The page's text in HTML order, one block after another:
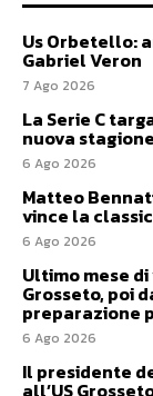
Us Orbetello:
Gabriel Veron
7 Ago 2026
La Serie C
nuova stagione
6 Ago 2026
Matteo
vince la
6 Ago 2026
Ultimo mese
Grosseto, poi
preparazione
6 Ago 2026
Il presidente